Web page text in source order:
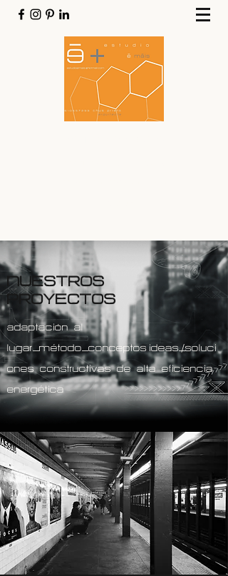
NUESTROS
PROYECTOS
adaptación al
lugar_método_conceptos/ideas_soluci
ones constructivas de alta eficiencia
energética